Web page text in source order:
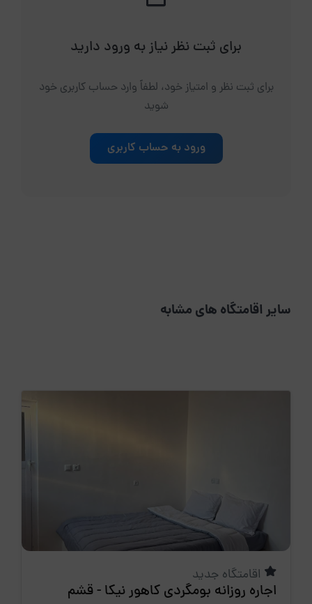
برای ثبت نظر نیاز به ورود دارید
برای ثبت نظر و امتیاز خود، لطفاً وارد حساب کاربری خود
شوید
ورود به حساب کاربری
سایر اقامتگاه های مشابه
اقامتگاه جدید
اجاره روزانه بومگردی کاهور نیکا - قشم